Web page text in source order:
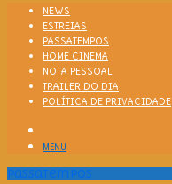
NEWS
ESTREIAS
PASSATEMPOS
HOME CINEMA
NOTA PESSOAL
TRAILER DO DIA
POLÍTICA DE PRIVACIDADE
MENU
Passatempos